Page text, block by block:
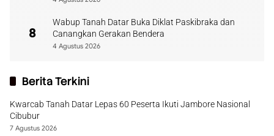
8
Wabup Tanah Datar Buka Diklat Paskibraka dan
Canangkan Gerakan Bendera
4 Agustus 2026
Berita Terkini
Kwarcab Tanah Datar Lepas 60 Peserta Ikuti Jambore Nasional
Cibubur
7 Agustus 2026